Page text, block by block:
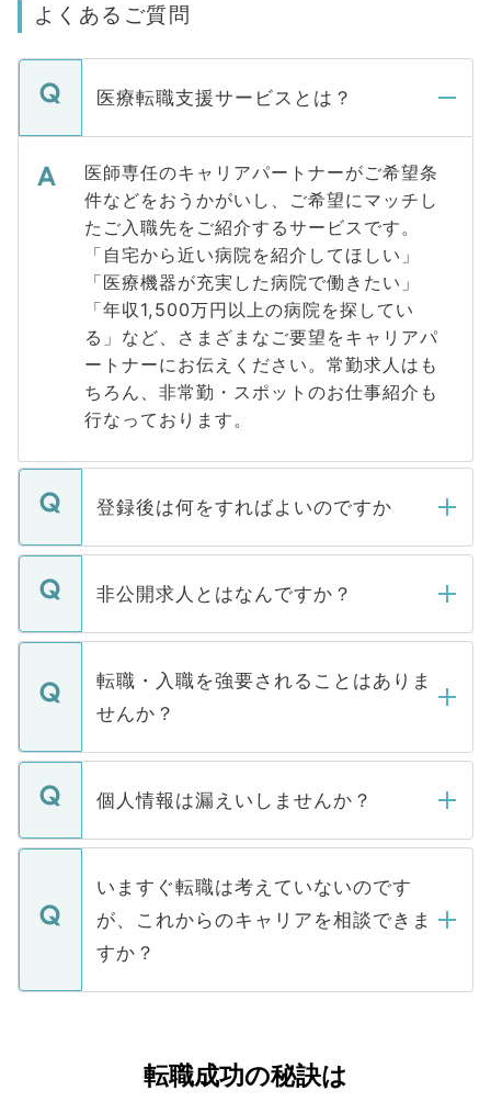
よくあるご質問
医療転職支援サービスとは？
医師専任のキャリアパートナーがご希望条
件などをおうかがいし、ご希望にマッチし
たご入職先をご紹介するサービスです。
「自宅から近い病院を紹介してほしい」
「医療機器が充実した病院で働きたい」
「年収1,500万円以上の病院を探してい
る」など、さまざまなご要望をキャリアパ
ートナーにお伝えください。常勤求人はも
ちろん、非常勤・スポットのお仕事紹介も
行なっております。
登録後は何をすればよいのですか
ご登録いただきましたら、弊社担当者がご
登録内容を確認し、その後メールもしくは
ます。通常、5営業日以内にはご連絡をせて
いただきますので、しばらくお待ちくださ
非公開求人とはなんですか？
マイナビDOCTORで取り扱っている求人の
うち約3割は、Webサイトからご覧いただ
けない「非公開求人」です。非公開求人は
下記の理由によって、一般には公開してい
ません。
■応募殺到を避けるため 人気のある医療機
関を公にしてしまうと、応募が殺到する場
に、医療機関が求める条件に合った人材の
みを人材紹介会社に依頼するケースが増え
ています。
転職・入職を強要されることはありま
せんか？
転職・入職を強要することは一切ありませ
ん。また、仮に応募先から内定をいただい
定を承諾する必要はありません。内定先へ
の辞退の連絡はキャリアパートナーが行い
個人情報は漏えいしませんか？
個人情報が漏えいすることはありませんの
で、ご安心ください。当サイトからの登録
などで収集したご登録者様の個人情報は、
ご本人のキャリアアップおよび転職活動の
支援を目的に使用いたします。お預かりし
ているすべての個人データはご本人の許可
は、個人情報の取り扱いについての厳密な
いますぐ転職は考えていないのです
が、これからのキャリアを相談できま
すか？
かがいして、現在の医療機関の状況や紹介
経験をまじえながら、適切なアドバイスを
転職成功の秘訣は